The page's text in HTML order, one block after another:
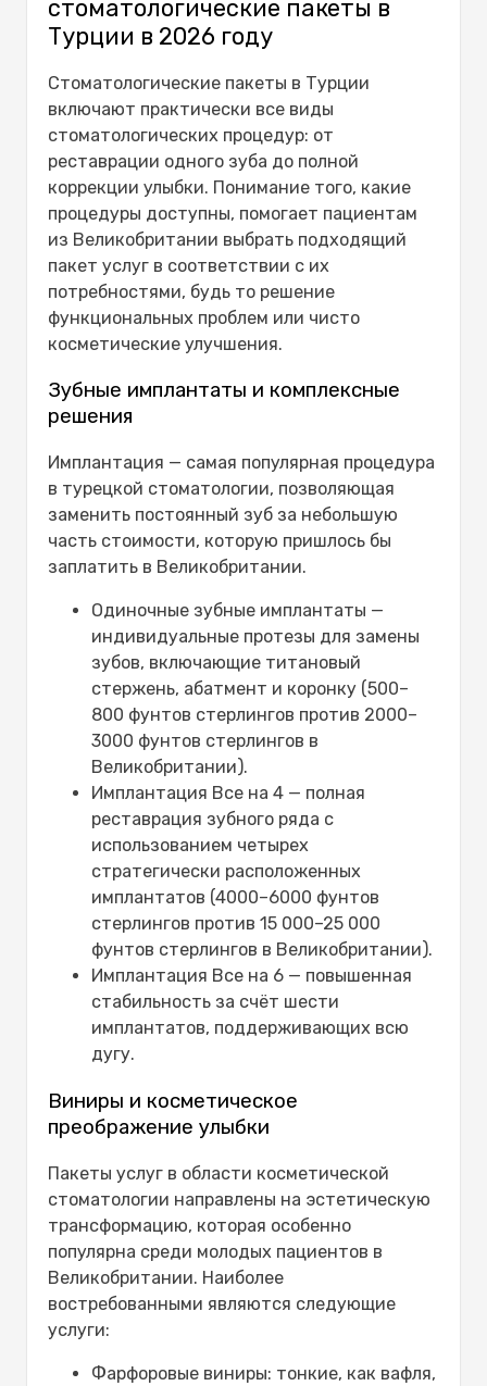
стоматологические пакеты в
Турции в 2026 году
Стоматологические пакеты в Турции
включают практически все виды
стоматологических процедур: от
реставрации одного зуба до полной
коррекции улыбки. Понимание того, какие
процедуры доступны, помогает пациентам
из Великобритании выбрать подходящий
пакет услуг в соответствии с их
потребностями, будь то решение
функциональных проблем или чисто
косметические улучшения.
Зубные имплантаты и комплексные
решения
Имплантация — самая популярная процедура
в турецкой стоматологии, позволяющая
заменить постоянный зуб за небольшую
часть стоимости, которую пришлось бы
заплатить в Великобритании.
Одиночные зубные имплантаты —
индивидуальные протезы для замены
зубов, включающие титановый
стержень, абатмент и коронку (500–
800 фунтов стерлингов против 2000–
3000 фунтов стерлингов в
Великобритании).
Имплантация Все на 4 — полная
реставрация зубного ряда с
использованием четырех
стратегически расположенных
имплантатов (4000–6000 фунтов
стерлингов против 15 000–25 000
фунтов стерлингов в Великобритании).
Имплантация Все на 6 — повышенная
стабильность за счёт шести
имплантатов, поддерживающих всю
дугу.
Виниры и косметическое
преображение улыбки
Пакеты услуг в области косметической
стоматологии направлены на эстетическую
трансформацию, которая особенно
популярна среди молодых пациентов в
Великобритании. Наиболее
востребованными являются следующие
услуги:
Фарфоровые виниры: тонкие, как вафля,